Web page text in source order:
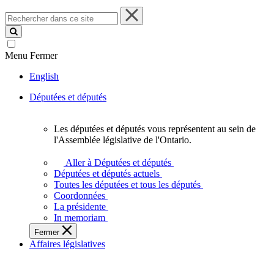
Rechercher
dans
ce
site
Menu Fermer
English
Députées et députés
députés
vous
représentent
sein
de
l'Assemblée
législative
Les députées et députés vous représentent au sein de
l'Assemblée législative de l'Ontario.
Aller à Députées et députés
Députées et députés actuels
Toutes les députées et tous les députés
Coordonnées
La présidente
In memoriam
Fermer
Affaires législatives